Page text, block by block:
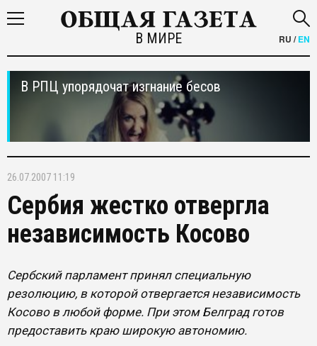
В МИРЕ RU /EN
В РПЦ упорядочат изгнание бесов
26.07.2007 11:19
Сербия жестко отвергла
независимость Косово
Сербский парламент принял специальную
резолюцию, в которой отвергается независимость
Косово в любой форме. При этом Белград готов
предоставить краю широкую автономию.